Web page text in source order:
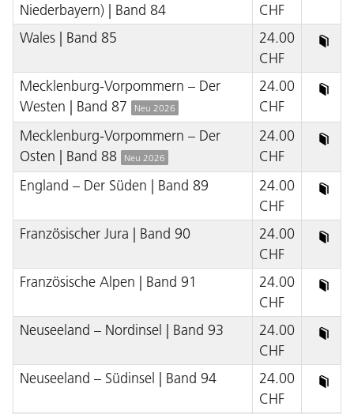
Niederbayern) | Band 84
CHF
Wales | Band 85
24.00
CHF
Mecklenburg-Vorpommern – Der
Westen | Band 87
Neu 2026
24.00
CHF
Mecklenburg-Vorpommern – Der
Osten | Band 88
Neu 2026
24.00
CHF
England – Der Süden | Band 89
24.00
CHF
Französischer Jura | Band 90
24.00
CHF
Französische Alpen | Band 91
24.00
CHF
Neuseeland – Nordinsel | Band 93
24.00
CHF
Neuseeland – Südinsel | Band 94
24.00
CHF